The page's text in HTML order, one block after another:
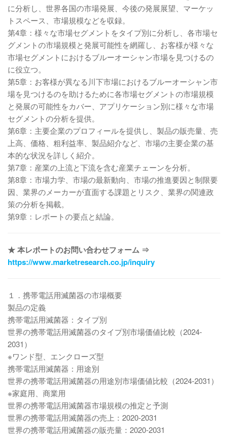
に分析し、世界各国の市場発展、今後の発展展望、マーケッ
トスペース、市場規模などを収録。
第4章：様々な市場セグメントをタイプ別に分析し、各市場セ
グメントの市場規模と発展可能性を網羅し、お客様が様々な
市場セグメントにおけるブルーオーシャン市場を見つけるの
に役立つ。
第5章：お客様が異なる川下市場におけるブルーオーシャン市
場を見つけるのを助けるために各市場セグメントの市場規模
と発展の可能性をカバー、アプリケーション別に様々な市場
セグメントの分析を提供。
第6章：主要企業のプロフィールを提供し、製品の販売量、売
上高、価格、粗利益率、製品紹介など、市場の主要企業の基
本的な状況を詳しく紹介。
第7章：産業の上流と下流を含む産業チェーンを分析。
第8章：市場力学、市場の最新動向、市場の推進要因と制限要
因、業界のメーカーが直面する課題とリスク、業界の関連政
策の分析を掲載。
第9章：レポートの要点と結論。
★ 本レポートのお問い合わせフォーム ⇒
https://www.marketresearch.co.jp/inquiry
１．携帯電話用滅菌器の市場概要
製品の定義
携帯電話用滅菌器：タイプ別
世界の携帯電話用滅菌器のタイプ別市場価値比較（2024-
2031）
※ワンド型、エンクローズ型
携帯電話用滅菌器：用途別
世界の携帯電話用滅菌器の用途別市場価値比較（2024-2031）
※家庭用、商業用
世界の携帯電話用滅菌器市場規模の推定と予測
世界の携帯電話用滅菌器の売上：2020-2031
世界の携帯電話用滅菌器の販売量：2020-2031